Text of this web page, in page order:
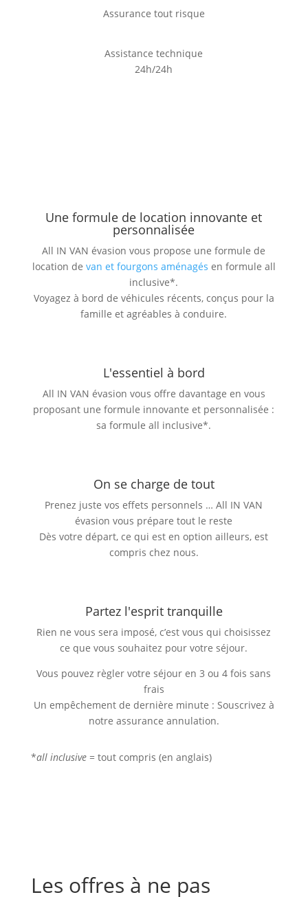
Assurance tout risque
Assistance technique
24h/24h
Une formule de location innovante et
personnalisée
All IN VAN évasion vous propose une formule de
location de van et fourgons aménagés en formule all
inclusive*.
Voyagez à bord de véhicules récents, conçus pour la
famille et agréables à conduire.
L'essentiel à bord
All IN VAN évasion vous offre davantage en vous
proposant une formule innovante et personnalisée :
sa formule all inclusive*.
On se charge de tout
Prenez juste vos effets personnels … All IN VAN
évasion vous prépare tout le reste
Dès votre départ, ce qui est en option ailleurs, est
compris chez nous.
Partez l'esprit tranquille
Rien ne vous sera imposé, c’est vous qui choisissez
ce que vous souhaitez pour votre séjour.
Vous pouvez règler votre séjour en 3 ou 4 fois sans
frais
Un empêchement de dernière minute : Souscrivez à
notre assurance annulation.
*all inclusive = tout compris (en anglais)
Les offres à ne pas